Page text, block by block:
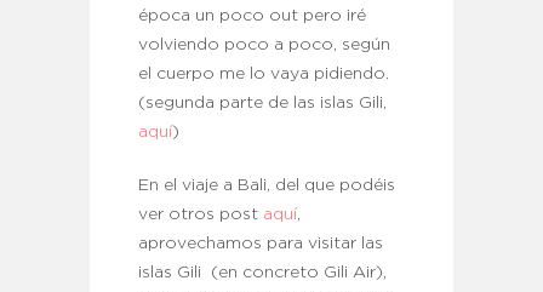
época un poco out pero iré
volviendo poco a poco, según
el cuerpo me lo vaya pidiendo.
(segunda parte de las islas Gili,
aquí)
En el viaje a Bali, del que podéis
ver otros post aquí
aprovechamos para visitar las
islas Gili (en concreto Gili Air),